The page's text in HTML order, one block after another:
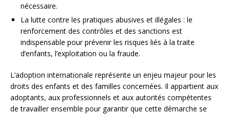
nécessaire.
La lutte contre les pratiques abusives et illégales : le
renforcement des contrôles et des sanctions est
indispensable pour prévenir les risques liés à la traite
d’enfants, l’exploitation ou la fraude.
L’adoption internationale représente un enjeu majeur pour les
droits des enfants et des familles concernées. Il appartient aux
adoptants, aux professionnels et aux autorités compétentes
de travailler ensemble pour garantir que cette démarche se